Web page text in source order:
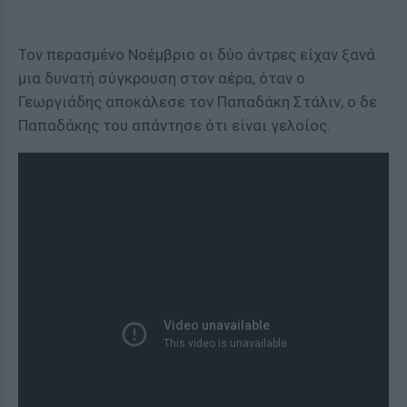
Τον περασμένο Νοέμβριο οι δύο άντρες είχαν ξανά
μια δυνατή σύγκρουση στον αέρα, όταν ο
Γεωργιάδης αποκάλεσε τον Παπαδάκη Στάλιν, ο δε
Παπαδάκης του απάντησε ότι είναι γελοίος.